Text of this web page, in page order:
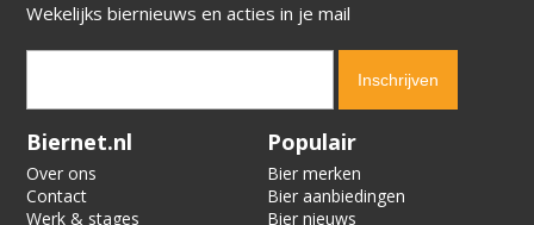
Wekelijks biernieuws en acties in je mail
Verification code:
Biernet.nl
Over ons
Contact
Werk & stages
Populair
Bier merken
Bier aanbiedingen
Bier nieuws